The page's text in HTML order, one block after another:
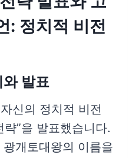
: 정치적 비전
발표
신의 정치적 비전
”을 발표했습니다.
개토대왕의 이름을